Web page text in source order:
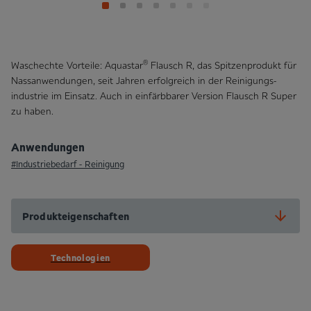
Waschechte Vorteile: Aquastar® Flausch R, das Spitzenprodukt für
Nassanwendungen, seit Jahren erfolgreich in der Reinigungs­
industrie im Einsatz. Auch in einfärb­barer Version Flausch R Super
zu haben.
Anwendungen
#Industrie­bedarf - Reinigung
Produkteigenschaften
Technologien